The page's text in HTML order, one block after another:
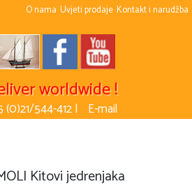
O nama Uvjeti prodaje Kontakt i narudžba
worldwide !
(0)21/544-412 | E-mail
Kitovi jedrenjaka